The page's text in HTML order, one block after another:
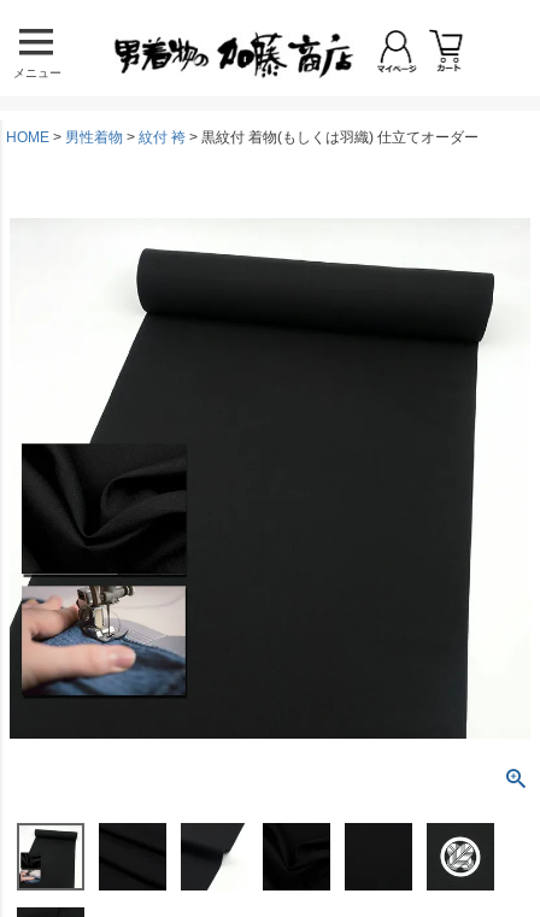
メニュー
HOME 男性着物 紋付 袴 黒紋付 着物(もしくは羽織) 仕立てオーダー